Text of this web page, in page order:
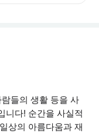
들의 생활 등을 사
니다! 순간을 사실적
상의 아름다움과 재